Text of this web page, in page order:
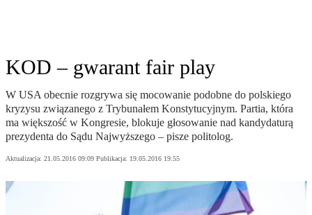
KOD – gwarant fair play
W USA obecnie rozgrywa się mocowanie podobne do polskiego
kryzysu związanego z Trybunałem Konstytucyjnym. Partia, która
ma większość w Kongresie, blokuje głosowanie nad kandydaturą
prezydenta do Sądu Najwyższego – pisze politolog.
Aktualizacja: 21.05.2016 09:09 Publikacja: 19.05.2016 19:55